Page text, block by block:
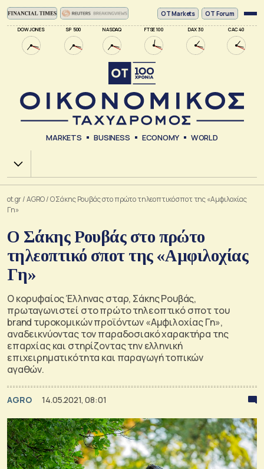
DOW JONES SP 500 NASDAQ FTSE 100 DAX 30 CAC 40
ΟΤ Markets OT Forum
MARKETS BUSINESS ECONOMY WORLD
Χ.Α.
ot.gr/AGRO/Ο Σάκης Ρουβάς στο πρώτο τηλεοπτικό σποτ της «Αμφιλοχίας
Γη»
Ο Σάκης Ρουβάς στο πρώτο
τηλεοπτικό σποτ της «Αμφιλοχίας
Γη»
Ο κορυφαίος Έλληνας σταρ, Σάκης Ρουβάς,
πρωταγωνιστεί στο πρώτο τηλεοπτικό σποτ του
brand τυροκομικών προϊόντων «Αμφιλοχίας Γη»,
αναδεικνύοντας τον παραδοσιακό χαρακτήρα της
επαρχίας και στηρίζοντας την ελληνική
επιχειρηματικότητα και παραγωγή τοπικών
αγαθών.
AGRO 14.05.2021, 08:01